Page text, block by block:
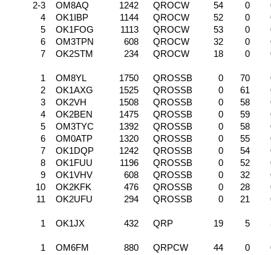
2-3
OM8AQ 1242 QROCW 54 0
4
OK1IBP 1144 QROCW 52 0
5
OK1FOG 1113 QROCW 53 0
6
OM3TPN 608 QROCW 32 0
7
OK2STM 234 QROCW 18 0
1 OM8YL 1750 QROSSB 0 70
2
OK1AXG 1525 QROSSB 0 61
3
OK2VH 1508 QROSSB 0 58
4
OK2BEN 1475 QROSSB 0 59
5
OM3TYC 1392 QROSSB 0 58
6
OM0ATP 1320 QROSSB 0 55
7
OK1DQP 1242 QROSSB 0 54
8
OK1FUU 1196 QROSSB 0 52
9
OK1VHV 608 QROSSB 0 32
10
OK2KFK 476 QROSSB 0 28
11
OK2UFU 294 QROSSB 0 21
1 OK1JX 432 QRP 19 5
1 OM6FM 880 QRPCW 44 0